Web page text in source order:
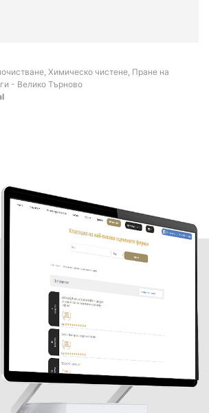
Химическо чистене, Пране на
- Велико Търново